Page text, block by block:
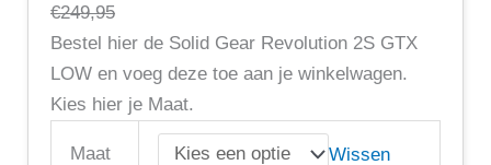
€249,95
Bestel hier de Solid Gear Revolution 2S GTX
LOW en voeg deze toe aan je winkelwagen.
Kies hier je Maat.
Maat Wissen
LOW
SG76014